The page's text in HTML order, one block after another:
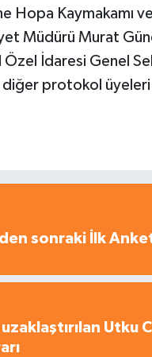
Hopa Kaymakamı
Müdürü Murat
İdaresi Genel
diğer protokol
sonraki İlk
Utku